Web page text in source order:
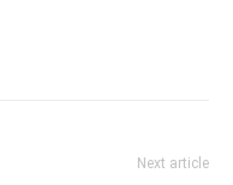
Next article